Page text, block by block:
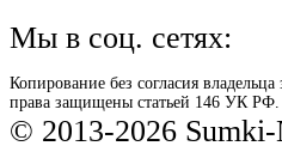
Мы в соц. сетях:
Копирование без согласия
права защищены статьей 146 УК РФ.
© 2013-2026